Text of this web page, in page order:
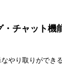
チャット機
やり取りができ